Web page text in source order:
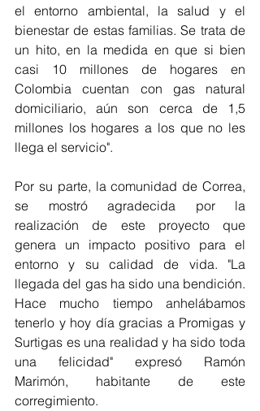
el entorno ambiental, la salud y el
bienestar de estas familias. Se trata de
un hito, en la medida en que si bien
casi 10 millones de hogares en
Colombia cuentan con gas natural
domiciliario, aún son cerca de 1,5
millones los hogares a los que no les
llega el servicio".
Por su parte, la comunidad de Correa,
se mostró agradecida por la
realización de este proyecto que
genera un impacto positivo para el
entorno y su calidad de vida. "La
llegada del gas ha sido una bendición.
Hace mucho tiempo anhelábamos
tenerlo y hoy día gracias a Promigas y
Surtigas es una realidad y ha sido toda
una felicidad" expresó Ramón
Marimón, habitante de este
corregimiento.